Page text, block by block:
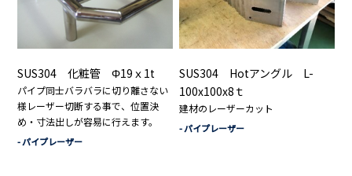
SUS304 化粧管 Φ19ｘ1t
パイプ同士バラバラに切り離さない
様レーザー切断する事で、位置決
め・寸法出しが容易に行えます。
- パイプレーザー
SUS304 Hotアングル L-
100x100x8ｔ
建材のレーザーカット
- パイプレーザー